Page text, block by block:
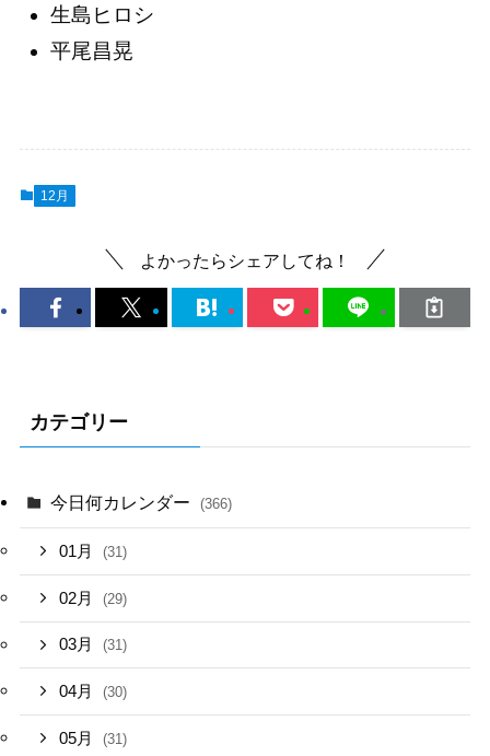
生島ヒロシ
平尾昌晃
12月
よかったらシェアしてね！
カテゴリー
今日何カレンダー (366)
01月 (31)
02月 (29)
03月 (31)
04月 (30)
05月 (31)